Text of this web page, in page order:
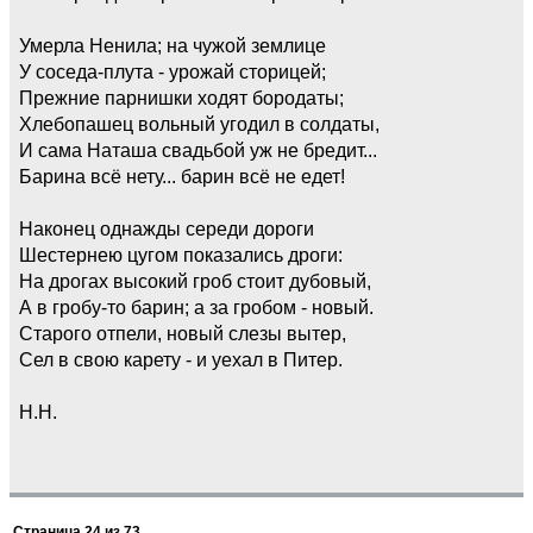
Умерла Ненила; на чужой землице
У соседа-плута - урожай сторицей;
Прежние парнишки ходят бородаты;
Хлебопашец вольный угодил в солдаты,
И сама Наташа свадьбой уж не бредит...
Барина всё нету... барин всё не едет!
Наконец однажды середи дороги
Шестернею цугом показались дроги:
На дрогах высокий гроб стоит дубовый,
А в гробу-то барин; а за гробом - новый.
Старого отпели, новый слезы вытер,
Сел в свою карету - и уехал в Питер.
Н.Н.